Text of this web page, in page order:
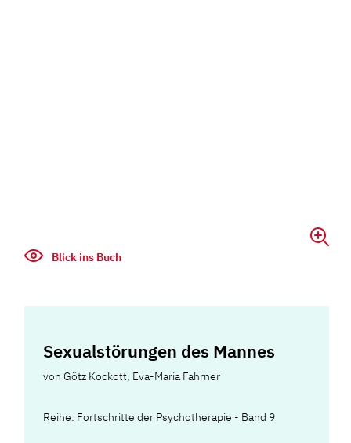
Blick ins Buch
Sexualstörungen des Mannes
vonGötz Kockott, Eva-Maria Fahrner
Reihe: Fortschritte der Psychotherapie - Band 9